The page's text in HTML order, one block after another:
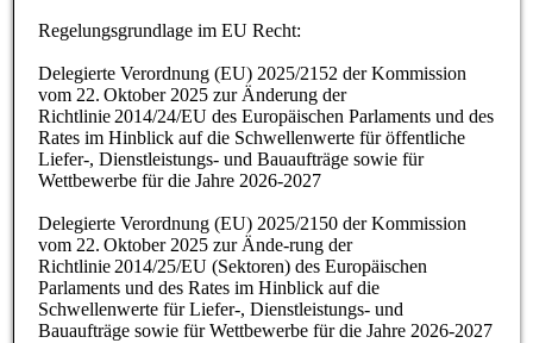
Regelungsgrundlage im EU Recht:
Delegierte Verordnung (EU) 2025/2152 der Kommission
vom 22. Oktober 2025 zur Änderung der
Richtlinie 2014/24/EU des Europäischen Parlaments und des
Rates im Hinblick auf die Schwellenwerte für öffentliche
Liefer-, Dienstleistungs- und Bauaufträge sowie für
Wettbewerbe für die Jahre 2026-2027
Delegierte Verordnung (EU) 2025/2150 der Kommission
vom 22. Oktober 2025 zur Ände-rung der
Richtlinie 2014/25/EU (Sektoren) des Europäischen
Parlaments und des Rates im Hinblick auf die
Schwellenwerte für Liefer-, Dienstleistungs- und
Bauaufträge sowie für Wettbewerbe für die Jahre 2026-2027